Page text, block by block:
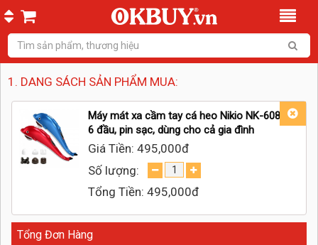
1. DANG SÁCH SẢN PHẨM MUA:
Máy mát xa cầm tay cá heo Nikio NK-608B -
6 đầu, pin sạc, dùng cho cả gia đình
Giá Tiền: 495,000đ
Số lượng:
Tổng Tiền: 495,000đ
Tổng Đơn Hàng